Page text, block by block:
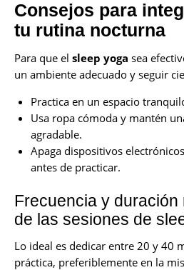
Consejos para
tu rutina nocturna
Para que el sleep yoga sea
un ambiente adecuado y seguir
Practica en un espacio
Usa ropa cómoda y mantén
agradable.
Apaga dispositivos
antes de practicar.
Frecuencia y
de las sesiones de
Lo ideal es dedicar entre 20 y 40
práctica, preferiblemente en la